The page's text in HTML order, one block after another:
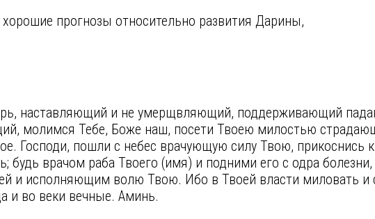
прогнозы относительно развития Дарины,
наставляющий и не умерщвляющий, поддерживающий
молимся Тебе, Боже наш, посети Твоею милостью
Господи, пошли с небес врачующую силу Твою, прикоснись
врачом раба Твоего (имя) и подними его с одра
и исполняющим волю Твою. Ибо в Твоей власти миловать и
и во веки вечные. Аминь.